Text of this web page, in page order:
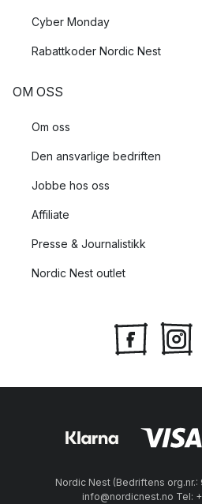
Cyber Monday
Rabattkoder Nordic Nest
OM OSS
Om oss
Den ansvarlige bedriften
Jobbe hos oss
Affiliate
Presse & Journalistikk
Nordic Nest outlet
Nordic Nest (Bedriftens
info@nordicnest.no Tel: